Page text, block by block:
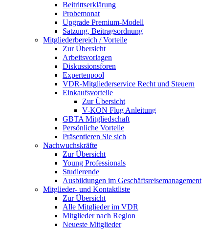
Beitrittserklärung
Probemonat
Upgrade Premium-Modell
Satzung, Beitragsordnung
Mitgliederbereich / Vorteile
Zur Übersicht
Arbeitsvorlagen
Diskussionsforen
Expertenpool
VDR-Mitgliederservice Recht und Steuern
Einkaufsvorteile
Zur Übersicht
V-KON Flug Anleitung
GBTA Mitgliedschaft
Persönliche Vorteile
Präsentieren Sie sich
Nachwuchskräfte
Zur Übersicht
Young Professionals
Studierende
Ausbildungen im Geschäftsreisemanagement
Mitglieder- und Kontaktliste
Zur Übersicht
Alle Mitglieder im VDR
Mitglieder nach Region
Neueste Mitglieder